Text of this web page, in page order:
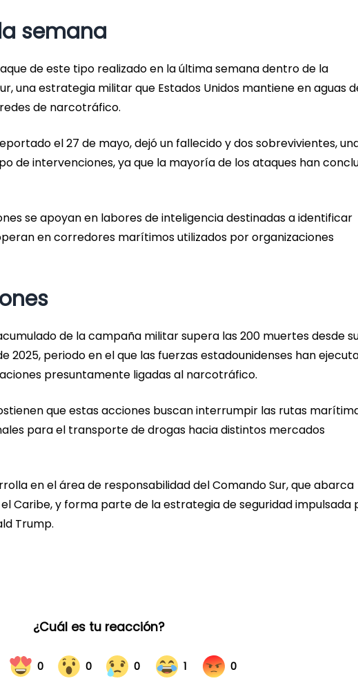
semana
de este tipo realizado en la última semana dentro de la
una estrategia militar que Estados Unidos mantiene en aguas
de narcotráfico.
el 27 de mayo, dejó un fallecido y dos sobrevivientes,
de intervenciones, ya que la mayoría de los ataques han
se apoyan en labores de inteligencia destinadas a identificar
en corredores marítimos utilizados por organizaciones
de la campaña militar supera las 200 muertes desde
2025, periodo en el que las fuerzas estadounidenses han
presuntamente ligadas al narcotráfico.
que estas acciones buscan interrumpir las rutas
para el transporte de drogas hacia distintos mercados
en el área de responsabilidad del Comando Sur, que abarca
Caribe, y forma parte de la estrategia de seguridad impulsada
Trump.